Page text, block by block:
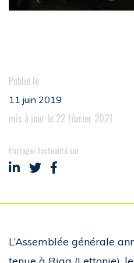
Publié le
11 juin 2019
mis à jour le 22 février 2021
Partager l'actualité sur
Partager sur LinkedIn
Partager sur Twitter
Partager sur
L’Assemblée générale